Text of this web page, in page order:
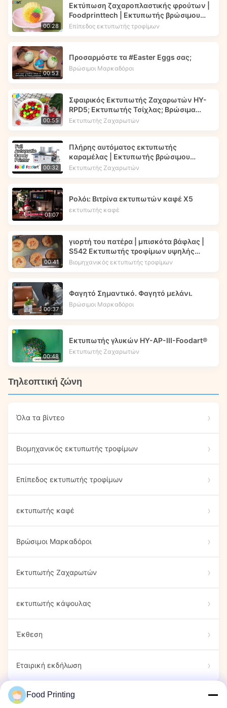
00:28
Εκτύπωση ζαχαροπλαστικής φρούτων |
Foodprinttech | Εκτυπωτής βρώσιμου
μελανιού
Επίπεδος εκτυπωτής τροφίμων
00:53
Προσαρμόστε τα #Easter Eggs σας;
Βρώσιμοι Μαρκαδόροι
00:55
Σφαιρικός Εκτυπωτής Ζαχαρωτών HY-
RPD5; Εκτυπωτής Τσίχλας; Βρώσιμα
μελάνια -- Foodart®
Εκτυπωτής Ζαχαρωτών
00:32
Πλήρης αυτόματος εκτυπωτής
καραμέλας | Εκτυπωτής βρώσιμου
μελανιού | Foodart® από την
Εκτυπωτής Ζαχαρωτών
01:07
Ρολόι: Βιτρίνα εκτυπωτών καφέ X5
εκτυπωτής καφέ
00:41
γιορτή του πατέρα | μπισκότα βάφλας |
S542 Εκτυπωτής τροφίμων υψηλής
ταχύτητας | Foodprinttech
Βιομηχανικός εκτυπωτής τροφίμων
00:37
Φαγητό Σημαντικό. Φαγητό μελάνι.
Βρώσιμοι Μαρκαδόροι
00:48
Εκτυπωτής γλυκών HY-AP-III-Foodart®
Εκτυπωτής Ζαχαρωτών
Τηλεοπτική ζώνη
Όλα τα βίντεο
Βιομηχανικός εκτυπωτής τροφίμων
Επίπεδος εκτυπωτής τροφίμων
εκτυπωτής καφέ
Βρώσιμοι Μαρκαδόροι
Εκτυπωτής Ζαχαρωτών
εκτυπωτής κάψουλας
Έκθεση
Εταιρική εκδήλωση
Food Printing